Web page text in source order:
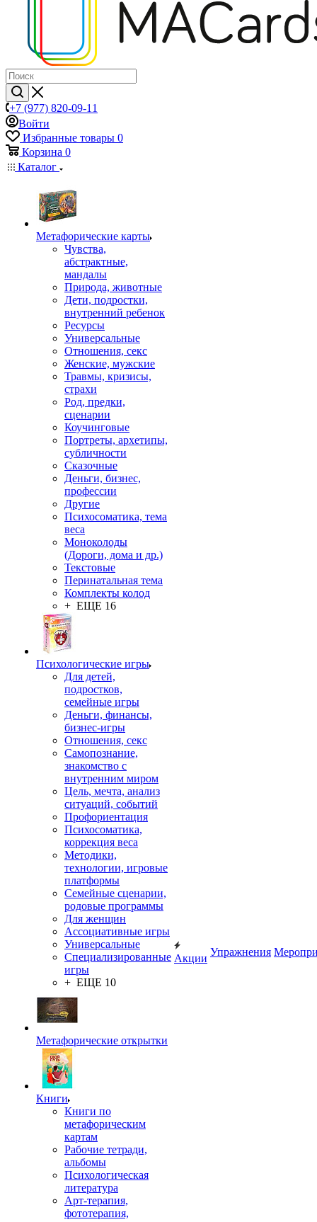
+7 (977) 820-09-11
Войти
Избранные товары 0
Корзина 0
Каталог
Mетафорические карты
Чувства,
абстрактные,
мандалы
Природа, животные
Дети, подростки,
внутренний ребенок
Ресурсы
Универсальные
Отношения, секс
Женские, мужские
Травмы, кризисы,
страхи
Род, предки,
сценарии
Коучинговые
Портреты, архетипы,
субличности
Сказочные
Деньги, бизнес,
профессии
Другие
Психосоматика, тема
веса
Моноколоды
(Дороги, дома и др.)
Текстовые
Перинатальная тема
Комплекты колод
+ ЕЩЕ 16
Психологические игры
Для детей,
подростков,
семейные игры
Деньги, финансы,
бизнес-игры
Отношения, секс
Самопознание,
знакомство с
внутренним миром
Цель, мечта, анализ
ситуаций, событий
Профориентация
Психосоматика,
коррекция веса
Методики,
технологии, игровые
платформы
Семейные сценарии,
родовые программы
Для женщин
Ассоциативные игры
Универсальные
Специализированные
игры
+ ЕЩЕ 10
Метафорические открытки
Книги
Книги по
метафорическим
картам
Рабочие тетради,
альбомы
Психологическая
литература
Арт-терапия,
фототерапия,
Акции
Упражнения